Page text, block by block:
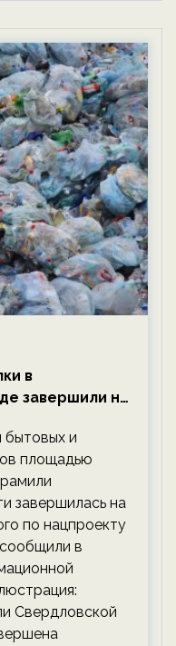
в
завершили на
ECOportal
бытовых и
площадью
завершилась на
по нацпроекту
в
Свердловской